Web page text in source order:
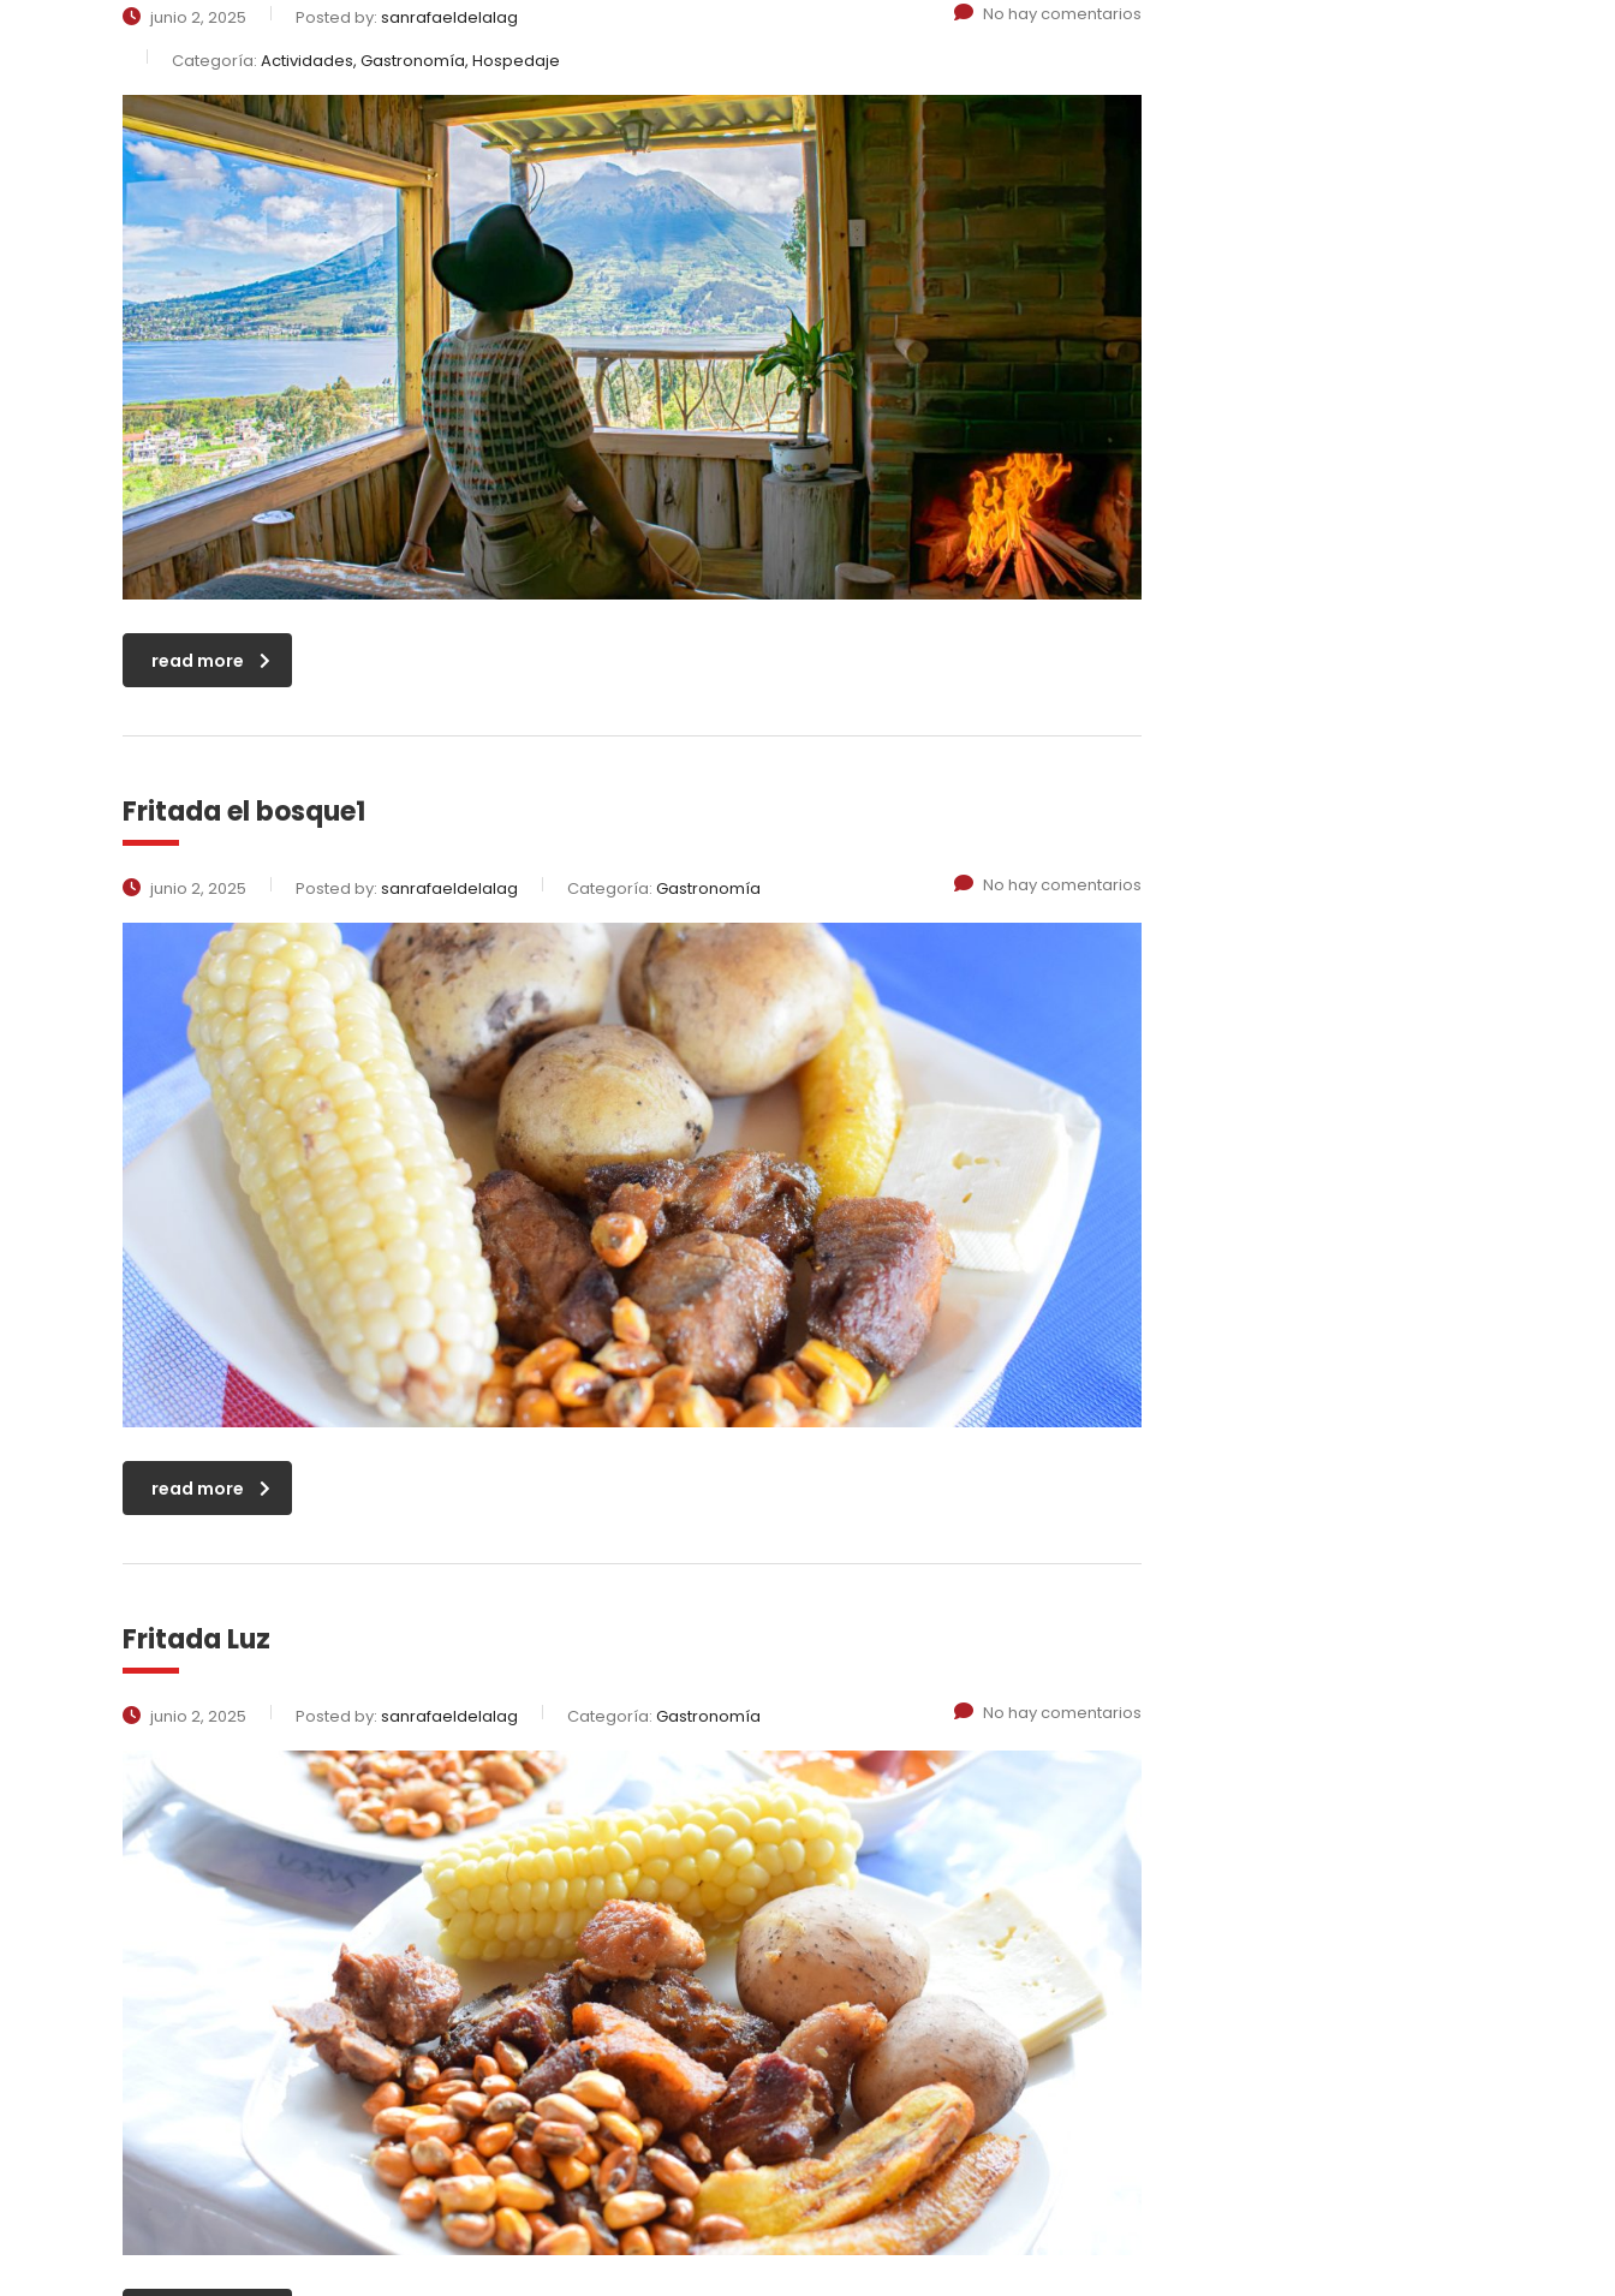
junio 2, 2025 Posted by: sanrafaeldelalag
Categoría: Actividades, Gastronomía, Hospedaje
No hay comentarios
read more
Fritada el bosque1
junio 2, 2025 Posted by: sanrafaeldelalag Categoría: Gastronomía No hay comentarios
read more
Fritada Luz
junio 2, 2025 Posted by: sanrafaeldelalag Categoría: Gastronomía No hay comentarios